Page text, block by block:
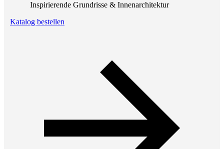
Inspirierende Grundrisse & Innenarchitektur
Katalog bestellen